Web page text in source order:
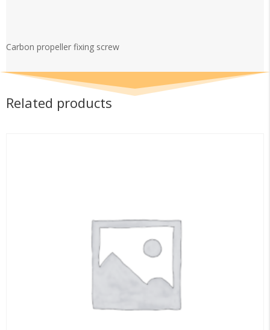
Carbon propeller fixing screw
Related products